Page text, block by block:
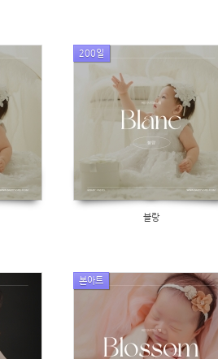
200일
블랑
본아트